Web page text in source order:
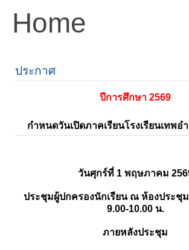
Home
ประกาศ
ปีการศึกษา 2569
กำหนดวันเปิดภาคเรียนโรงเรียนเทพ
วันศุกร์ที่ 1 พฤษภาคม
ประชุมผู้ปกครองนักเรียน ณ ห้องประชุม
9.00-10.00 น.
ภายหลังประชุม